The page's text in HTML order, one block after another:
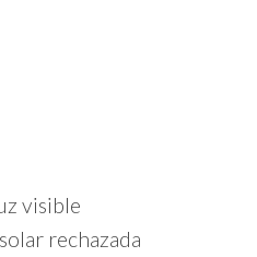
visible
rechazada